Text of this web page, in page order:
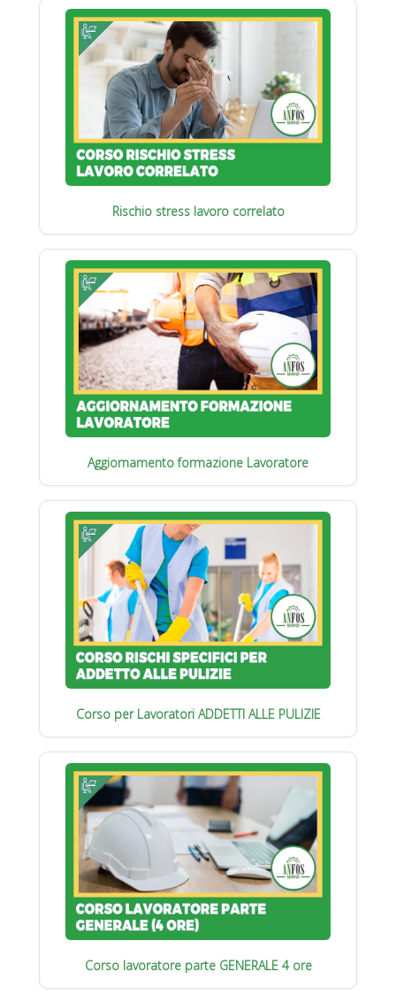
Rischio stress lavoro correlato
Aggiornamento formazione Lavoratore
Corso per Lavoratori ADDETTI ALLE PULIZIE
Corso lavoratore parte GENERALE 4 ore